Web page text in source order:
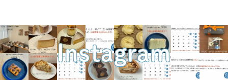
Instagram